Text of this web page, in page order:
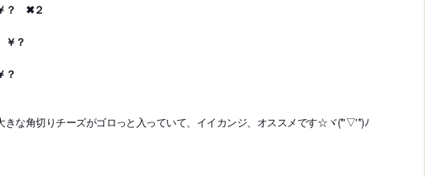
？ ✖２
？
きな角切りチーズがゴロっと入っていて、イイカンジ、オススメです☆ヾ(*'▽'*)ﾉ